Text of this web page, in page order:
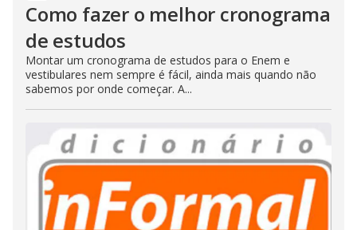
Como fazer o melhor cronograma
de estudos
Montar um cronograma de estudos para o Enem e
vestibulares nem sempre é fácil, ainda mais quando não
sabemos por onde começar. A...